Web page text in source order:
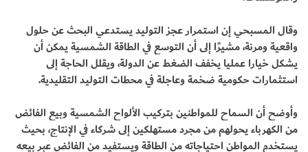
وقال المسبحي إن استمرار عجز التوليد يستدعي البحث عن حلول
واقعية ومرنة، مشيرًا إلى أن التوسع في الطاقة الشمسية يمكن أن
يشكل خيارا عمليا يخفف الضغط عن الدولة، ويقلل الحاجة إلى
استثمارات حكومية ضخمة وعاجلة في محطات التوليد التقليدية.
وأوضح أن السماح للمواطنين بتركيب الألواح الشمسية وبيع الفائض
من الكهرباء يحولهم من مجرد مستهلكين إلى شركاء في الإنتاج، بحيث
يستخدم المواطن احتياجاته من الطاقة ويستفيد من الفائض عبر بيعه